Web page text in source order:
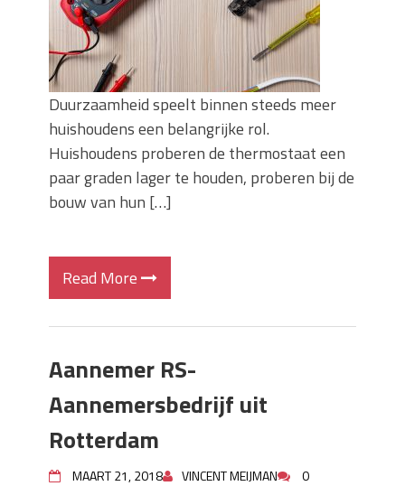
Duurzaamheid speelt binnen steeds meer
huishoudens een belangrijke rol.
Huishoudens proberen de thermostaat een
paar graden lager te houden, proberen bij de
bouw van hun […]
Read More
Aannemer RS-
Aannemersbedrijf uit
Rotterdam
MAART 21, 2018 VINCENT MEIJMAN 0